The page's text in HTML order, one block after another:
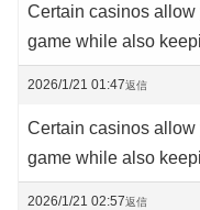
Certain casinos allow
game while also
2026/1/21 01:47返信
Certain casinos allow
game while also
2026/1/21 02:57返信